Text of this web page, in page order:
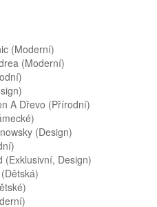
(moderní)
(moderní)
A Dřevo (přírodní)
(design)
(exklusivní, Design)